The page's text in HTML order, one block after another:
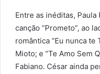
Entre as inéditas,
canção “Prometo”, ao
romântica “Eu nunca te
Mioto; e “Te Amo Sem
Fabiano. César ainda